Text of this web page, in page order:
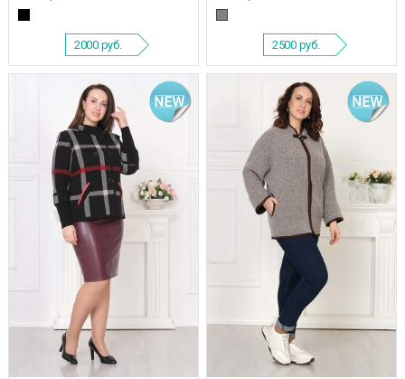
2000 руб. 2500 руб.